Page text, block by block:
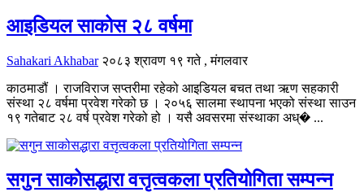
आइडियल साकोस २८ वर्षमा
Sahakari Akhabar २०८३ श्रावण १९ गते , मंगलवार
काठमाडौं । राजविराज सप्तरीमा रहेको आइडियल बचत तथा ऋण सहकारी
संस्था २८ वर्षमा प्रवेश गरेको छ । २०५६ सालमा स्थापना भएको संस्था साउन
१९ गतेबाट २८ वर्ष प्रवेश गरेको हो । यसै अवसरमा संस्थाका अध्� ...
सगुन साकोसद्धारा वत्तृत्वकला प्रतियोगिता सम्पन्न